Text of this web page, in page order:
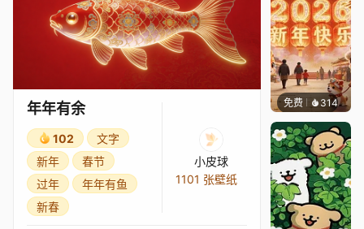
年年有余
102
文字
新年
春节
过年
年年有鱼
新春
小皮球
1101 张壁纸
免费 314渔小小